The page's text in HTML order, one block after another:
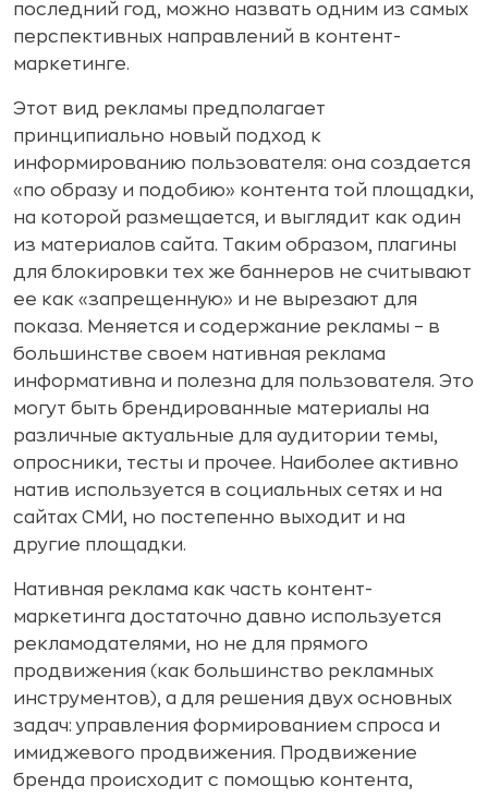
последний год, можно назвать одним из самых
перспективных направлений в контент-
маркетинге.
Этот вид рекламы предполагает
принципиально новый подход к
информированию пользователя: она создается
«по образу и подобию» контента той площадки,
на которой размещается, и выглядит как один
из материалов сайта. Таким образом, плагины
для блокировки тех же баннеров не считывают
ее как «запрещенную» и не вырезают для
показа. Меняется и содержание рекламы – в
большинстве своем нативная реклама
информативна и полезна для пользователя. Это
могут быть брендированные материалы на
различные актуальные для аудитории темы,
опросники, тесты и прочее. Наиболее активно
натив используется в социальных сетях и на
сайтах СМИ, но постепенно выходит и на
другие площадки.
Нативная реклама как часть контент-
маркетинга достаточно давно используется
рекламодателями, но не для прямого
продвижения (как большинство рекламных
инструментов), а для решения двух основных
задач: управления формированием спроса и
имиджевого продвижения. Продвижение
бренда происходит с помощью контента,